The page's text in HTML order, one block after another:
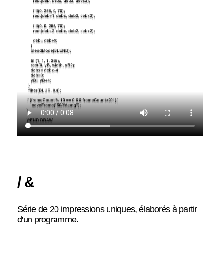
/ &
Série de 20 impressions uniques, élaborés à partir
d'un programme.